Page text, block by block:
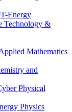
Energy
Technology &
Mathematics
and
Physical
Physics